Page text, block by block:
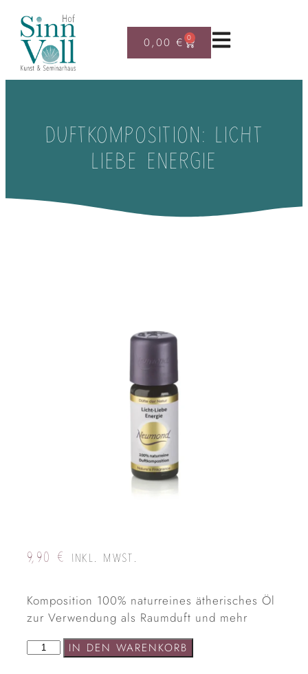
0,00€ 0
DUFTKOMPOSITION: LICHT
LIEBE ENERGIE
9,90 € INKL. MWST.
Komposition 100% naturreines ätherisches Öl
zur Verwendung als Raumduft und mehr
IN DEN WARENKORB